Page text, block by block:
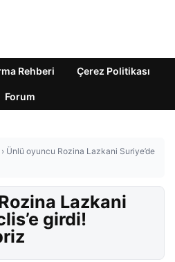
Rehberi Çerez Politikası
Forum
› Ünlü oyuncu Rozina Lazkani Suriye’de
Lazkani
girdi!